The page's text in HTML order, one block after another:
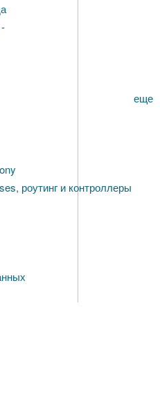
еще
роутинг и контроллеры